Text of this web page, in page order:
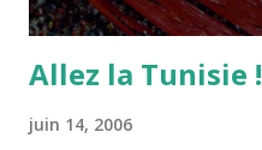
Allez la Tunisie !
juin 14, 2006